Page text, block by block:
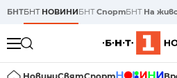
БНТБНТ НОВИНИБНТСпортБНТ На